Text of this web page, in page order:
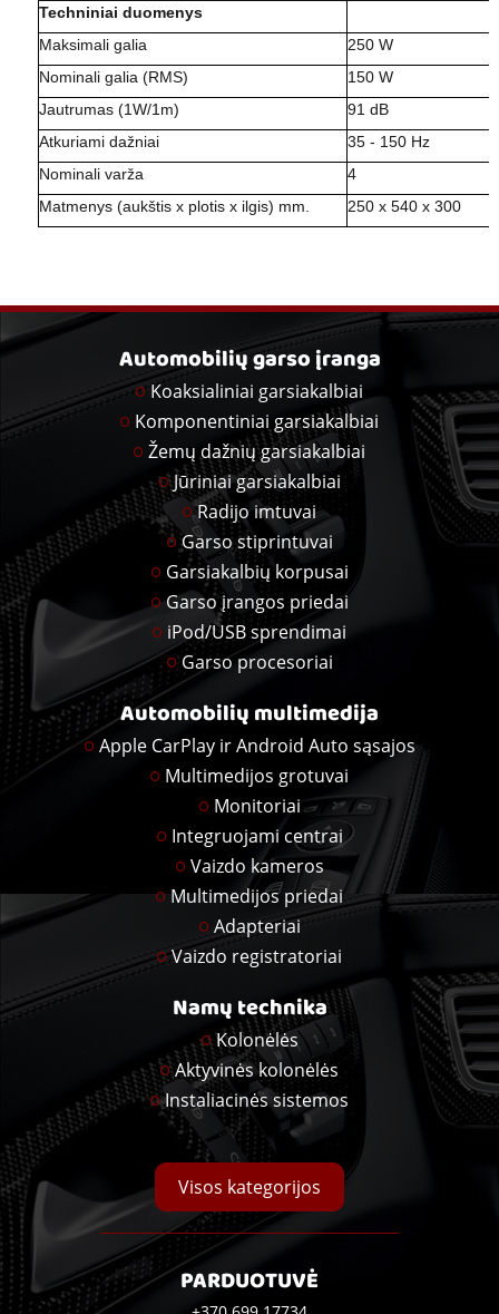
Techniniai duomenys
Maksimali galia
250 W
Nominali galia (RMS)
150 W
Jautrumas (1W/1m)
91 dB
Atkuriami dažniai
35 - 150 Hz
Nominali varža
4
Matmenys (aukštis x plotis x ilgis) mm.
250 x 540 x 300
Automobilių garso įranga
Koaksialiniai garsiakalbiai
Komponentiniai garsiakalbiai
Žemų dažnių garsiakalbiai
Jūriniai garsiakalbiai
Radijo imtuvai
Garso stiprintuvai
Garsiakalbių korpusai
Garso įrangos priedai
iPod/USB sprendimai
Garso procesoriai
Automobilių multimedija
Apple CarPlay ir Android Auto sąsajos
Multimedijos grotuvai
Monitoriai
Integruojami centrai
Vaizdo kameros
Multimedijos priedai
Adapteriai
Vaizdo registratoriai
Namų technika
Kolonėlės
Aktyvinės kolonėlės
Instaliacinės sistemos
Visos kategorijos
PARDUOTUVĖ